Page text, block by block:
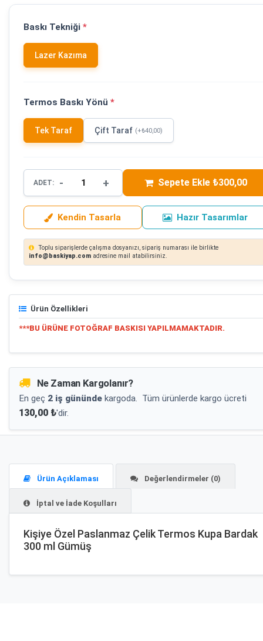
Baskı Tekniği *
Lazer Kazıma
Termos Baskı Yönü *
Tek Taraf Çift Taraf (+₺40,00)
ADET: - + Sepete Ekle ₺300,00
Kendin Tasarla Hazır Tasarımlar
Toplu siparişlerde çalışma dosyanızı, sipariş numarası ile birlikte
info@baskiyap.com adresine mail atabilirsiniz.
Ürün Özellikleri
***BU ÜRÜNE FOTOĞRAF BASKISI YAPILMAMAKTADIR.
Ne Zaman Kargolanır?
En geç 2 iş gününde kargoda. Tüm ürünlerde kargo ücreti
130,00 ₺'dir.
Ürün Açıklaması Değerlendirmeler (0)
İptal ve İade Koşulları
Kişiye Özel Paslanmaz Çelik Termos Kupa Bardak
300 ml Gümüş